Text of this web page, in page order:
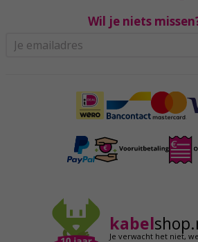
Wil je niets
kabel
Je verwacht het niet,